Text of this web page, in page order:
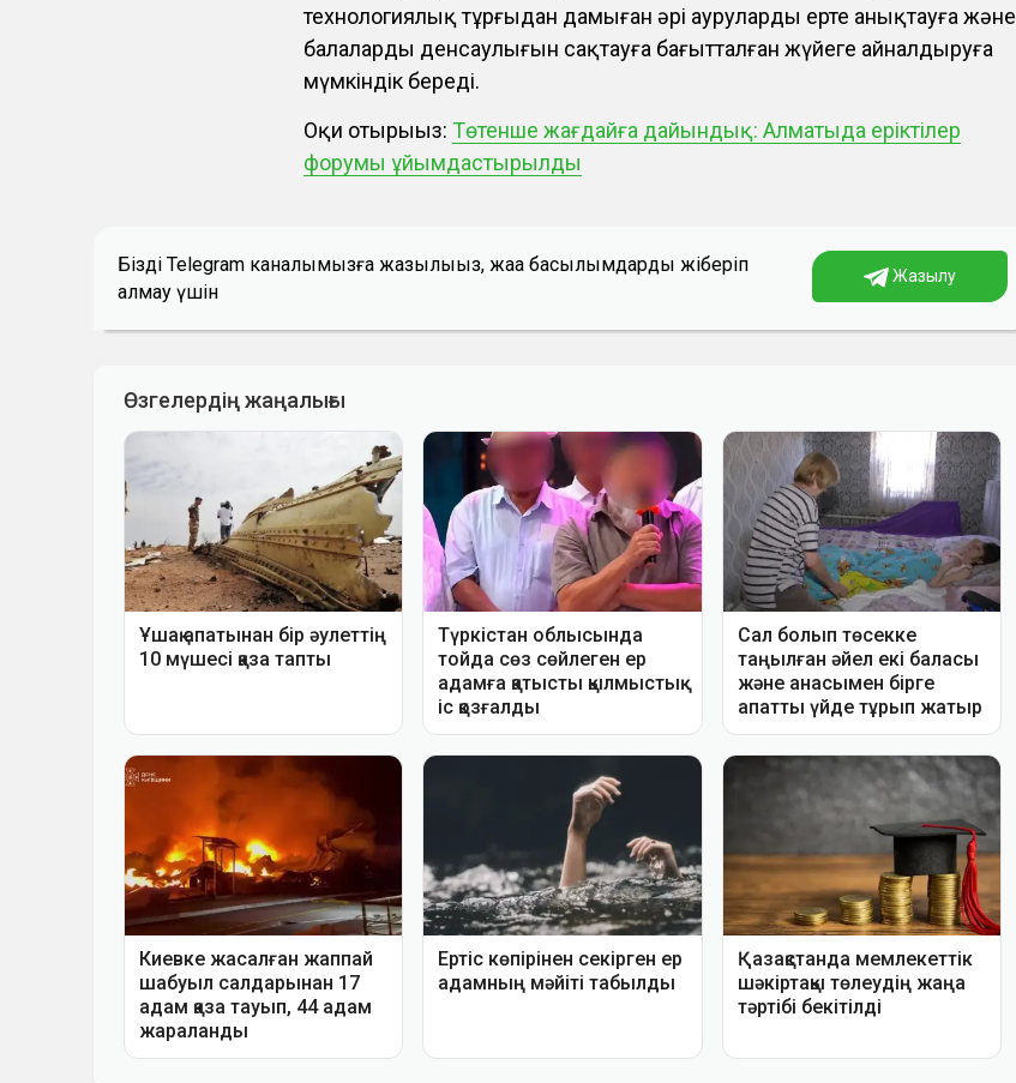
технологиялық тұрғыдан дамыған әрі ауруларды ерте анықтауға және
балалардың денсаулығын сақтауға бағытталған жүйеге айналдыруға
мүмкіндік береді.
Оқи отырыңыз: Төтенше жағдайға дайындық: Алматыда еріктілер
форумы ұйымдастырылды
Біздің Telegram каналымызға жазылыңыз, жаңа басылымдарды жіберіп
алмау үшін
Жазылу